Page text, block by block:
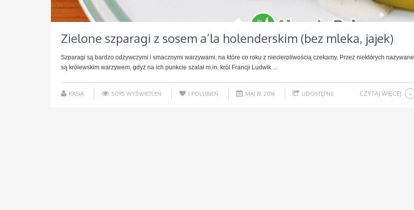
Zielone szparagi z sosem a’la holenderskim (bez mleka, jajek)
Szparagi są bardzo odżywczymi i smacznymi warzywami, na które co roku z niecierpliwością czekamy. Przez niektórych nazywane
są królewskim warzywem, gdyż na ich punkcie szalał m.in. król Francji Ludwik ...
KASIA 5095 WYŚWIETLEŃ 1 POLUBIEŃ MAJ 19, 2016 UDOSTĘPNIJ CZYTAJ WIĘCEJ